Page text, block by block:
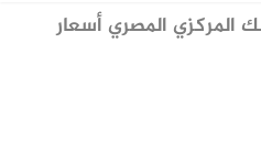
المصري أسعار